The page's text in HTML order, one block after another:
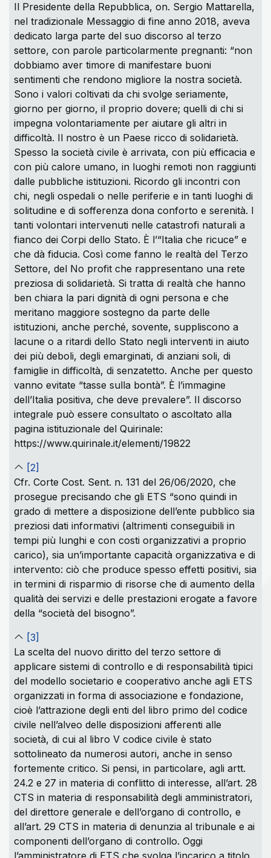
Il Presidente della Repubblica, on. Sergio Mattarella,
nel tradizionale Messaggio di fine anno 2018, aveva
dedicato larga parte del suo discorso al terzo
settore, con parole particolarmente pregnanti: “non
dobbiamo aver timore di manifestare buoni
sentimenti che rendono migliore la nostra società.
Sono i valori coltivati da chi svolge seriamente,
giorno per giorno, il proprio dovere; quelli di chi si
impegna volontariamente per aiutare gli altri in
difficoltà. Il nostro è un Paese ricco di solidarietà.
Spesso la società civile è arrivata, con più efficacia e
con più calore umano, in luoghi remoti non raggiunti
dalle pubbliche istituzioni. Ricordo gli incontri con
chi, negli ospedali o nelle periferie e in tanti luoghi di
solitudine e di sofferenza dona conforto e serenità. I
tanti volontari intervenuti nelle catastrofi naturali a
fianco dei Corpi dello Stato. È l’“Italia che ricuce” e
che dà fiducia. Così come fanno le realtà del Terzo
Settore, del No profit che rappresentano una rete
preziosa di solidarietà. Si tratta di realtà che hanno
ben chiara la pari dignità di ogni persona e che
meritano maggiore sostegno da parte delle
istituzioni, anche perché, sovente, suppliscono a
lacune o a ritardi dello Stato negli interventi in aiuto
dei più deboli, degli emarginati, di anziani soli, di
famiglie in difficoltà, di senzatetto. Anche per questo
vanno evitate “tasse sulla bontà”. È l’immagine
dell’Italia positiva, che deve prevalere”. Il discorso
integrale può essere consultato o ascoltato alla
pagina istituzionale del Quirinale:
https://www.quirinale.it/elementi/19822
[2]
Cfr. Corte Cost. Sent. n. 131 del 26/06/2020, che
prosegue precisando che gli ETS “sono quindi in
grado di mettere a disposizione dell’ente pubblico sia
preziosi dati informativi (altrimenti conseguibili in
tempi più lunghi e con costi organizzativi a proprio
carico), sia un’importante capacità organizzativa e di
intervento: ciò che produce spesso effetti positivi, sia
in termini di risparmio di risorse che di aumento della
qualità dei servizi e delle prestazioni erogate a favore
della “società del bisogno”.
[3]
La scelta del nuovo diritto del terzo settore di
applicare sistemi di controllo e di responsabilità tipici
del modello societario e cooperativo anche agli ETS
organizzati in forma di associazione e fondazione,
cioè l’attrazione degli enti del libro primo del codice
civile nell’alveo delle disposizioni afferenti alle
società, di cui al libro V codice civile è stato
sottolineato da numerosi autori, anche in senso
fortemente critico. Si pensi, in particolare, agli artt.
24.2 e 27 in materia di conflitto di interesse, all’art. 28
CTS in materia di responsabilità degli amministratori,
del direttore generale e dell’organo di controllo, e
all’art. 29 CTS in materia di denunzia al tribunale e ai
componenti dell’organo di controllo. Oggi